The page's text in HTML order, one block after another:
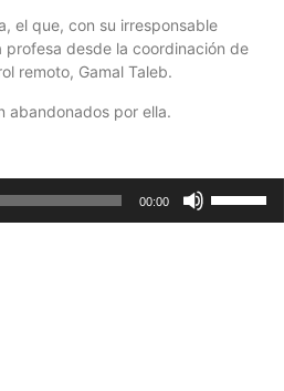
el que, con su irresponsable
profesa desde la coordinación de
remoto, Gamal Taleb.
abandonados por ella.
00:00